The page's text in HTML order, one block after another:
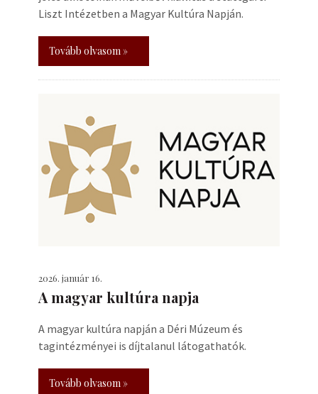
Liszt Intézetben a Magyar Kultúra Napján.
Tovább olvasom »
2026. január 16.
A magyar kultúra napja
A magyar kultúra napján a Déri Múzeum és
tagintézményei is díjtalanul látogathatók.
Tovább olvasom »